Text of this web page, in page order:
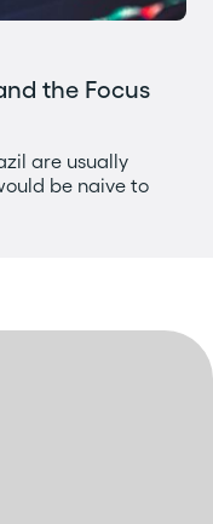
the Focus
are usually
be naive to